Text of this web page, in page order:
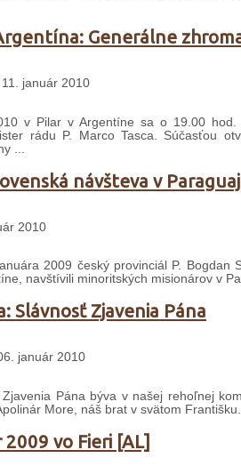
Generálne
január 2010
v Pilar v Argentíne sa o 19.00 hod.
rádu P. Marco Tasca. Súčasťou
...
návšteva v
2010
2009 český provinciál P. Bogdan
navštívili minoritských misionárov v
Slávnosť Zjavenia Pána
január 2010
Pána býva v našej rehoľnej
More, náš brat v svätom Františku.
vo Fieri [AL]